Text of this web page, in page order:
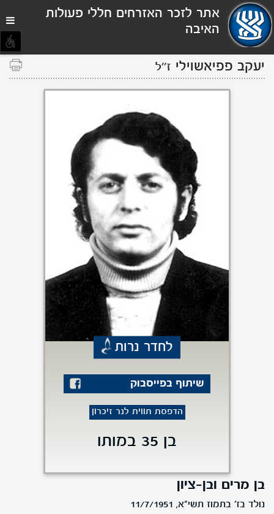
תפריט
נגישות
אתר לזכר האזרחים חללי פעולות
האיבה
יעקב פפיאשוילי ז''ל
לחדר נרות
שיתוף בפייסבוק
הדפסת תווית לנר זיכרון
בן 35 במותו
בן מרים ובן-ציון
נולד בז' בתמוז תשי"א, 11/7/1951